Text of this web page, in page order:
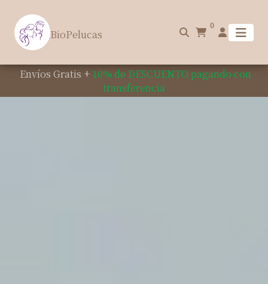
BioPelucas
0
Envíos Gratis + 10% de DESCUENTO pagando con
transferencia